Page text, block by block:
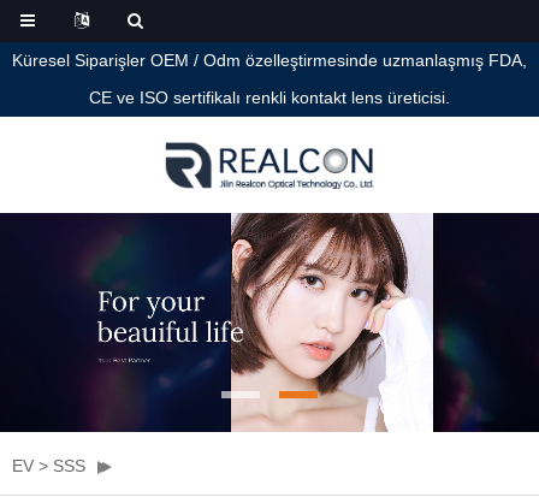
Küresel Siparişler OEM / Odm özelleştirmesinde uzmanlaşmış FDA,
CE ve ISO sertifikalı renkli kontakt lens üreticisi.
EV > SSS